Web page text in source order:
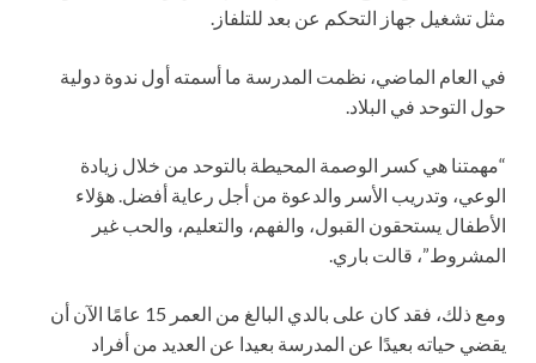
مثل تشغيل جهاز التحكم عن بعد للتلفاز.
في العام الماضي، نظمت المدرسة ما أسمته أول ندوة دولية
حول التوحد في البلاد.
“مهمتنا هي كسر الوصمة المحيطة بالتوحد من خلال زيادة
الوعي، وتدريب الأسر والدعوة من أجل رعاية أفضل. هؤلاء
الأطفال يستحقون القبول، والفهم، والتعليم، والحب غير
المشروط”، قالت باري.
ومع ذلك، فقد كان على بالدي البالغ من العمر 15 عامًا الآن أن
يقضي حياته بعيدًا عن المدرسة بعيدا عن العديد من أفراد